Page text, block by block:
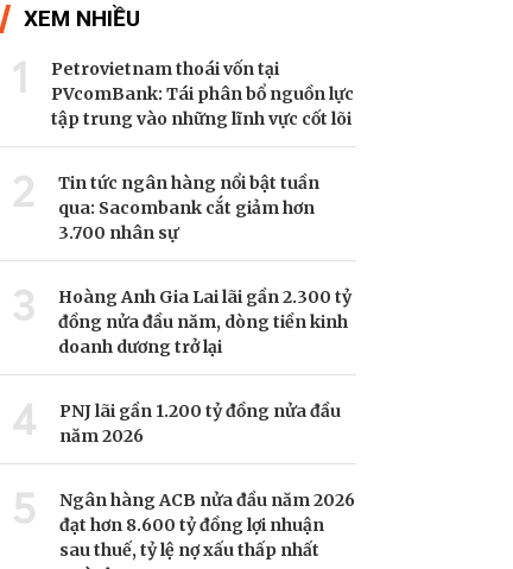
XEM NHIỀU
1
Petrovietnam thoái vốn tại
PVcomBank: Tái phân bổ nguồn lực
tập trung vào những lĩnh vực cốt lõi
2
Tin tức ngân hàng nổi bật tuần
qua: Sacombank cắt giảm hơn
3.700 nhân sự
3
Hoàng Anh Gia Lai lãi gần 2.300 tỷ
đồng nửa đầu năm, dòng tiền kinh
doanh dương trở lại
4
PNJ lãi gần 1.200 tỷ đồng nửa đầu
năm 2026
5
Ngân hàng ACB nửa đầu năm 2026
đạt hơn 8.600 tỷ đồng lợi nhuận
sau thuế, tỷ lệ nợ xấu thấp nhất